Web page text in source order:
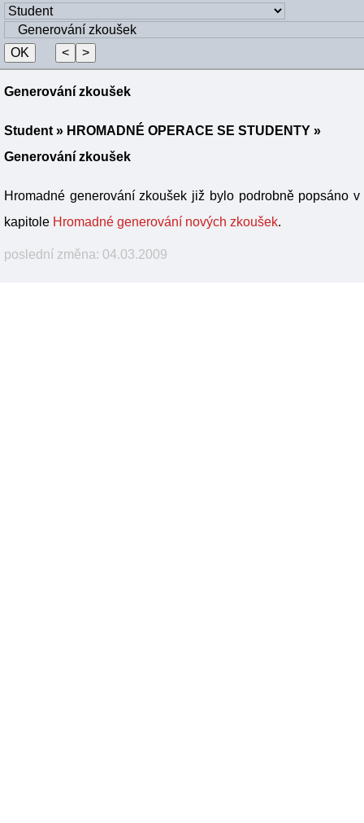
Generování zkoušek
Student » HROMADNÉ OPERACE SE STUDENTY »
Generování zkoušek
Hromadné generování zkoušek již bylo podrobně popsáno v
kapitole Hromadné generování nových zkoušek.
poslední změna: 04.03.2009